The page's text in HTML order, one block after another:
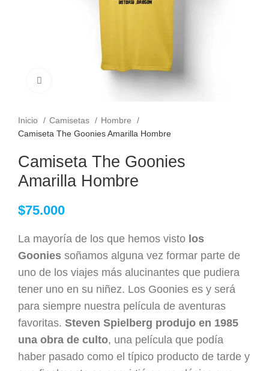
Inicio Camisetas
Hombre
Camiseta The Goonies Amarilla Hombre
Camiseta The Goonies
Amarilla Hombre
$75.000
La mayoría de los que hemos visto los
Goonies soñamos alguna vez formar parte de
uno de los viajes más alucinantes que pudiera
tener uno en su niñez. Los Goonies es y será
para siempre nuestra película de aventuras
favoritas. Steven Spielberg produjo en 1985
una obra de culto, una película que podía
haber pasado como el típico producto de tarde y